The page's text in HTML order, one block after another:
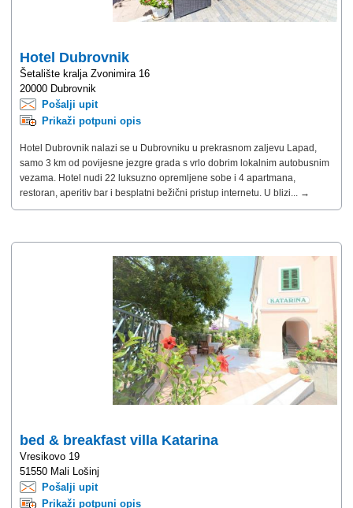
Hotel Dubrovnik
Šetalište kralja Zvonimira 16
20000 Dubrovnik
Pošalji upit
Prikaži potpuni opis
Hotel Dubrovnik nalazi se u Dubrovniku u prekrasnom zaljevu Lapad,
samo 3 km od povijesne jezgre grada s vrlo dobrim lokalnim autobusnim
vezama. Hotel nudi 22 luksuzno opremljene sobe i 4 apartmana,
restoran, aperitiv bar i besplatni bežični pristup internetu. U blizi... →
bed & breakfast villa Katarina
Vresikovo 19
51550 Mali Lošinj
Pošalji upit
Prikaži potpuni opis